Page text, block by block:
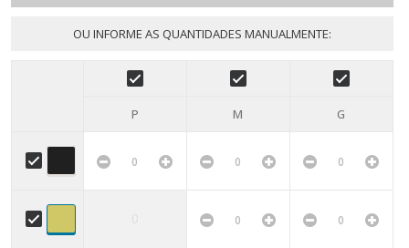
OU INFORME AS QUANTIDADES MANUALMENTE:
P M G
0